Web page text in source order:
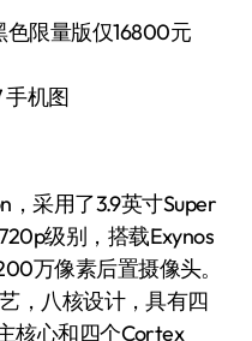
手机图
，采用了3.9英寸Super
级别，搭载Exynos
万像素后置摄像头。
，八核设计，具有四
核心和四个Cortex